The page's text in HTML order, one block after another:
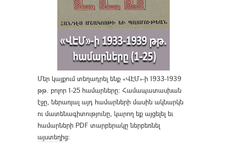
Մեր կայքում տեղադրել ենք «ՎԷՄ»-ի 1933-1939
թթ. բոլոր 1-25 համարները։ Համապատասխան
էջը, ներառյալ այդ համարների մասին ակնարկն
ու մատենագիտությունը, կարող եք այցելել եւ
համարների PDF տարբերակը ներբեռնել
այստեղից։